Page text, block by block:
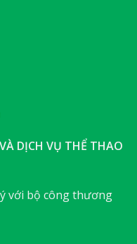
DỊCH VỤ THỂ THAO
với bộ công thương